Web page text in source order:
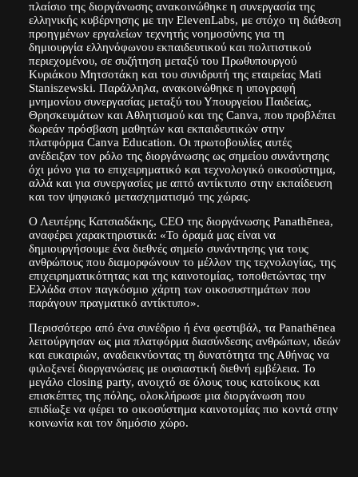
πλαίσιο της διοργάνωσης ανακοινώθηκε η συνεργασία της
ελληνικής κυβέρνησης με την ElevenLabs, με στόχο τη διάθεση
προηγμένων εργαλείων τεχνητής νοημοσύνης για τη
δημιουργία ελληνόφωνου εκπαιδευτικού και πολιτιστικού
περιεχομένου, σε συζήτηση μεταξύ του Πρωθυπουργού
Κυριάκου Μητσοτάκη και του συνιδρυτή της εταιρείας Mati
Staniszewski. Παράλληλα, ανακοινώθηκε η υπογραφή
μνημονίου συνεργασίας μεταξύ του Υπουργείου Παιδείας,
Θρησκευμάτων και Αθλητισμού και της Canva, που προβλέπει
δωρεάν πρόσβαση μαθητών και εκπαιδευτικών στην
πλατφόρμα Canva Education. Οι πρωτοβουλίες αυτές
ανέδειξαν τον ρόλο της διοργάνωσης ως σημείου συνάντησης
όχι μόνο για το επιχειρηματικό και τεχνολογικό οικοσύστημα,
αλλά και για συνεργασίες με απτό αντίκτυπο στην εκπαίδευση
και τον ψηφιακό μετασχηματισμό της χώρας.
Ο Λευτέρης Κατσιαδάκης, CEO της διοργάνωσης Panathēnea,
αναφέρει χαρακτηριστικά: «Το όραμά μας είναι να
δημιουργήσουμε ένα διεθνές σημείο συνάντησης για τους
ανθρώπους που διαμορφώνουν το μέλλον της τεχνολογίας, της
επιχειρηματικότητας και της καινοτομίας, τοποθετώντας την
Ελλάδα στον παγκόσμιο χάρτη των οικοσυστημάτων που
παράγουν πραγματικό αντίκτυπο».
Περισσότερο από ένα συνέδριο ή ένα φεστιβάλ, τα Panathēnea
λειτούργησαν ως μια πλατφόρμα διασύνδεσης ανθρώπων, ιδεών
και ευκαιριών, αναδεικνύοντας τη δυνατότητα της Αθήνας να
φιλοξενεί διοργανώσεις με ουσιαστική διεθνή εμβέλεια. Το
μεγάλο closing party, ανοιχτό σε όλους τους κατοίκους και
επισκέπτες της πόλης, ολοκλήρωσε μια διοργάνωση που
επιδίωξε να φέρει το οικοσύστημα καινοτομίας πιο κοντά στην
κοινωνία και τον δημόσιο χώρο.